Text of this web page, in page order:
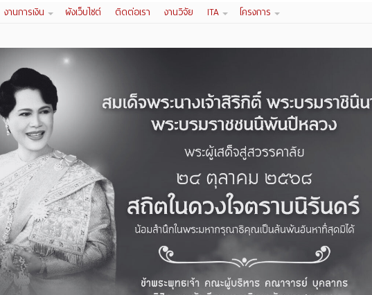
งานการเงิน ผังเว็บไซต์ ติดต่อเรา งานวิจัย ITA โครงการ